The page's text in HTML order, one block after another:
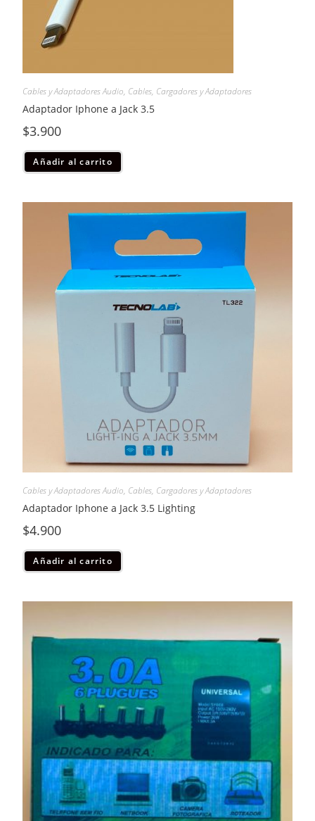
Cables y Adaptadores Audio, Cables, Cargadores y Adaptadores
Adaptador Iphone a Jack 3.5
$3.900
Añadir al carrito
Cables y Adaptadores Audio, Cables, Cargadores y Adaptadores
Adaptador Iphone a Jack 3.5 Lighting
$4.900
Añadir al carrito